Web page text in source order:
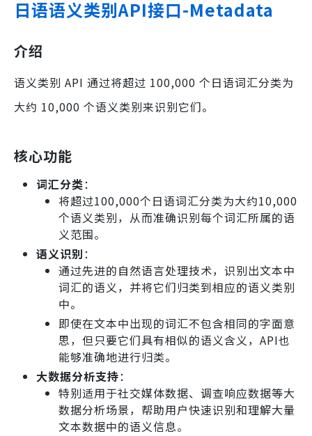
日语语义类别API接口-Metadata
介绍
语义类别 API 通过将超过 100,000 个日语词汇分类为
大约 10,000 个语义类别来识别它们。
核心功能
词汇分类：
将超过100,000个日语词汇分类为大约10,000
个语义类别，从而准确识别每个词汇所属的语
义范围。
语义识别：
通过先进的自然语言处理技术，识别出文本中
词汇的语义，并将它们归类到相应的语义类别
中。
即使在文本中出现的词汇不包含相同的字面意
思，但只要它们具有相似的语义含义，API也
能够准确地进行归类。
大数据分析支持：
特别适用于社交媒体数据、调查响应数据等大
数据分析场景，帮助用户快速识别和理解大量
文本数据中的语义信息。